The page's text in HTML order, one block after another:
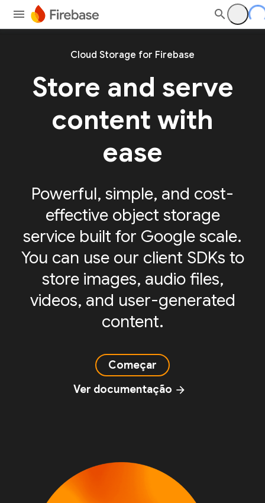
Cloud Storage for Firebase
Store and serve
content with
ease
Powerful, simple, and cost-
effective object storage
service built for Google scale.
You can use our client SDKs to
store images, audio files,
videos, and user-generated
content.
Começar
Ver documentação arrow_forward